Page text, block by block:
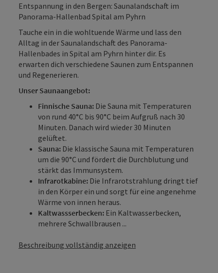
Entspannung in den Bergen: Saunalandschaft im
Panorama-Hallenbad Spital am Pyhrn
Tauche ein in die wohltuende Wärme und lass den
Alltag in der Saunalandschaft des Panorama-
Hallenbades in Spital am Pyhrn hinter dir. Es
erwarten dich verschiedene Saunen zum Entspannen
und Regenerieren.
Unser Saunaangebot:
Finnische Sauna: Die Sauna mit Temperaturen
von rund 40°C bis 90°C beim Aufgruß nach 30
Minuten. Danach wird wieder 30 Minuten
gelüftet.
Sauna: Die klassische Sauna mit Temperaturen
um die 90°C und fördert die Durchblutung und
stärkt das Immunsystem.
Infrarotkabine: Die Infrarotstrahlung dringt tief
in den Körper ein und sorgt für eine angenehme
Wärme von innen heraus.
Kaltwassserbecken: Ein Kaltwasserbecken,
mehrere Schwallbrausen ...
Beschreibung vollständig anzeigen